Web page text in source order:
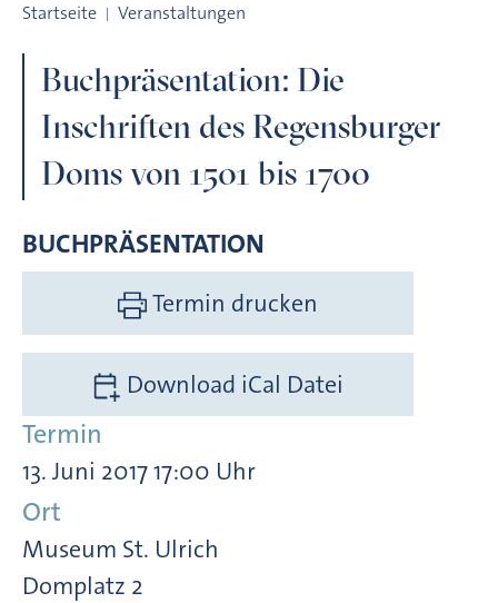
Startseite Veranstaltungen
Buchpräsentation: Die
Inschriften des Regensburger
Doms von 1501 bis 1700
BUCHPRÄSENTATION
Termin drucken
Download iCal Datei
Termin
13. Juni 2017 17:00 Uhr
Ort
Museum St. Ulrich
Domplatz 2